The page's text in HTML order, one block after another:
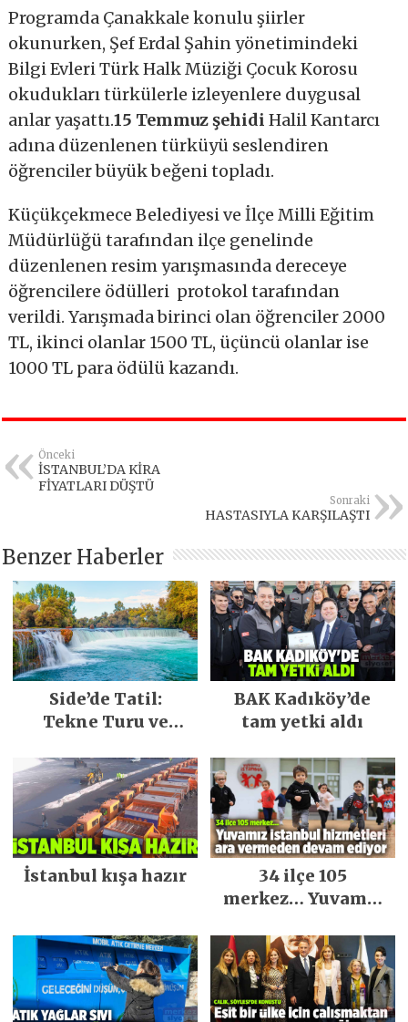
Programda Çanakkale konulu şiirler
okunurken, Şef Erdal Şahin yönetimindeki
Bilgi Evleri Türk Halk Müziği Çocuk Korosu
okudukları türkülerle izleyenlere duygusal
anlar yaşattı.15 Temmuz şehidi Halil Kantarcı
adına düzenlenen türküyü seslendiren
öğrenciler büyük beğeni topladı.
Küçükçekmece Belediyesi ve İlçe Milli Eğitim
Müdürlüğü tarafından ilçe genelinde
düzenlenen resim yarışmasında dereceye
öğrencilere ödülleri protokol tarafından
verildi. Yarışmada birinci olan öğrenciler 2000
TL, ikinci olanlar 1500 TL, üçüncü olanlar ise
1000 TL para ödülü kazandı.
Önceki
İSTANBUL’DA KİRA
FİYATLARI DÜŞTÜ
Sonraki
HASTASIYLA KARŞILAŞTI
Benzer Haberler
Side’de Tatil:
Tekne Turu ve
BAK Kadıköy’de
tam yetki aldı
İstanbul kışa hazır
34 ilçe 105
merkez… Yuvamız
ara vermeden
devam ediyor